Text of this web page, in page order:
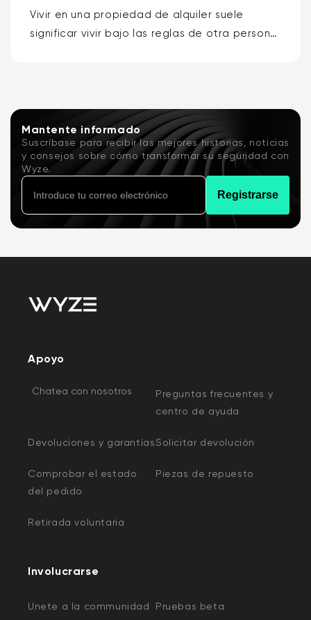
Vivir en una propiedad de alquiler suele
significar vivir bajo las reglas de otra persona,
Mantente informado
Suscríbase para recibir las mejores historias, noticias
y consejos sobre cómo transformar su seguridad con
Wyze.
Registrarse
Apoyo
Chatea con nosotros
Preguntas frecuentes y
centro de ayuda
Devoluciones y garantíasSolicitar devolución
Comprobar el estado
del pedido
Piezas de repuesto
Retirada voluntaria
Involucrarse
Unete a la communidad Pruebas beta